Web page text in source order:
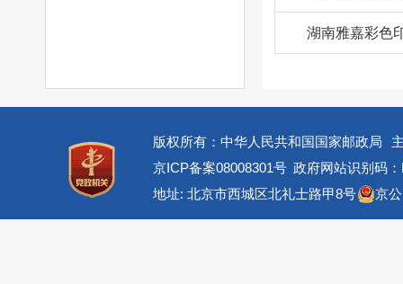
湖南雅嘉彩色
版权所有：中华人民共和国国家邮政局
京ICP备案08008301号 政府网站识别码
地址: 北京市西城区北礼士路甲8号
京